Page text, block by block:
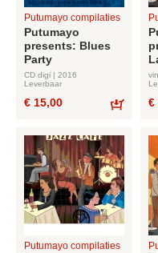
Putumayo compilaties
Putumayo
presents: Blues
Party
CD digi | 2016
Leverbaar
€ 15,00 €
Putumayo compilaties